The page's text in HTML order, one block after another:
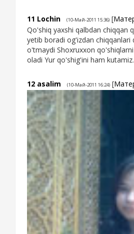
11 Lochin (10-Май-2011 15:36) [
Qo'shiq yaxshi qalbdan chiqqan
yetib boradi og'izdan chiqqanlari
o'tmaydi Shoxruxxon
oladi Yur qo'shig'ini ham
12 asalim (10-Май-2011 16:24) [